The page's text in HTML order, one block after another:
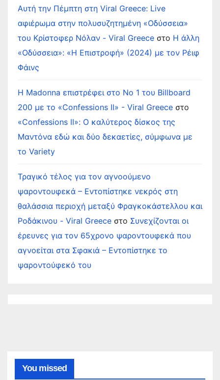
Αυτή την Πέμπτη στη Viral Greece: Live
αφιέρωμα στην πολυσυζητημένη «Οδύσσεια»
του Κρίστοφερ Νόλαν - Viral Greece στο Η άλλη
«Οδύσσεια»: «Η Επιστροφή» (2024) με τον Ρέιφ
Φάινς
Η Madonna επιστρέφει στο Νο 1 του Billboard
200 με το «Confessions II» - Viral Greece στο
«Confessions II»: Ο καλύτερος δίσκος της
Μαντόνα εδώ και δύο δεκαετίες, σύμφωνα με
το Variety
Τραγικό τέλος για τον αγνοούμενο
ψαροντουφεκά – Εντοπίστηκε νεκρός στη
θαλάσσια περιοχή μεταξύ Φραγκοκάστελλου και
Ροδάκινου - Viral Greece στο Συνεχίζονται οι
έρευνες για τον 65χρονο ψαροντουφεκά που
αγνοείται στα Σφακιά – Εντοπίστηκε το
ψαροντούφεκό του
You missed